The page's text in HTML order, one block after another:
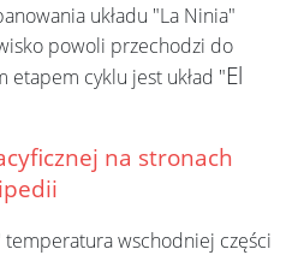
układu "La Ninia"
powoli przechodzi do
etapem cyklu jest układ "El
na stronach
temperatura wschodniej części